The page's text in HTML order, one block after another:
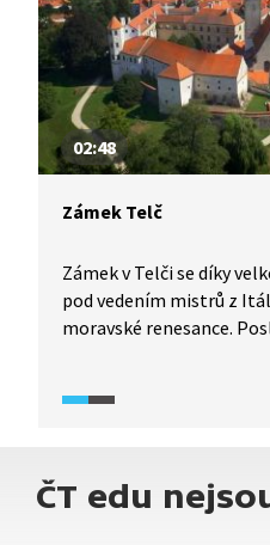
02:48
Zámek Telč
Zámek v Telči se díky
pod vedením mistrů z
moravské renesance.
státní a návštěvníkům
ČT edu